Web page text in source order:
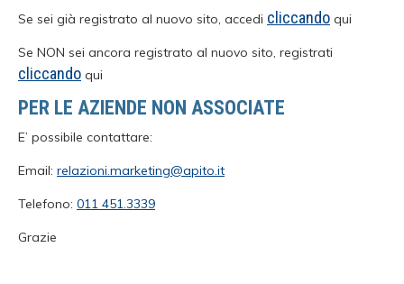
Se sei già registrato al nuovo sito, accedi cliccando qui
Se NON sei ancora registrato al nuovo sito, registrati
cliccando qui
PER LE AZIENDE NON ASSOCIATE
E’ possibile contattare:
Email: relazioni.marketing@apito.it
Telefono: 011 451.3339
Grazie